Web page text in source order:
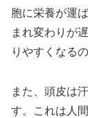
胞に栄養が運
まれ変わりが
りやすくなるの
また、頭皮は
す。これは人